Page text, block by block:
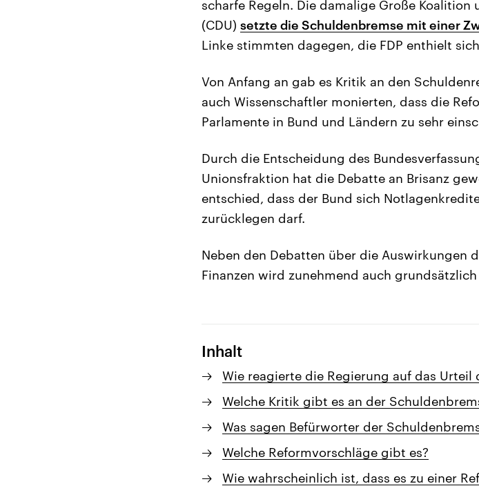
scharfe Regeln. Die damalige Große
(CDU) setzte die Schuldenbremse mit einer
Linke stimmten dagegen, die FDP enthielt
Von Anfang an gab es Kritik an den
auch Wissenschaftler monierten, dass die
Parlamente in Bund und Ländern zu sehr
Durch die Entscheidung des
Unionsfraktion hat die Debatte an Brisanz
entschied, dass der Bund sich
zurücklegen darf.
Neben den Debatten über die Auswirkungen
Finanzen wird zunehmend auch
Inhalt
Wie reagierte die Regierung auf das Urteil
Welche Kritik gibt es an der
Was sagen Befürworter der
Welche Reformvorschläge gibt es?
Wie wahrscheinlich ist, dass es zu einer